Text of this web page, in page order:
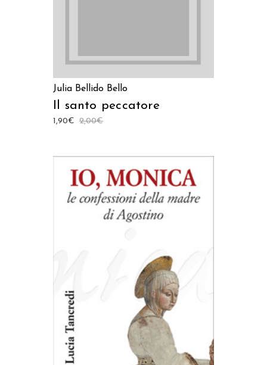
Julia Bellido Bello
Il santo peccatore
2,00€
1,90€
AGGIUNGI AL CARRELLO